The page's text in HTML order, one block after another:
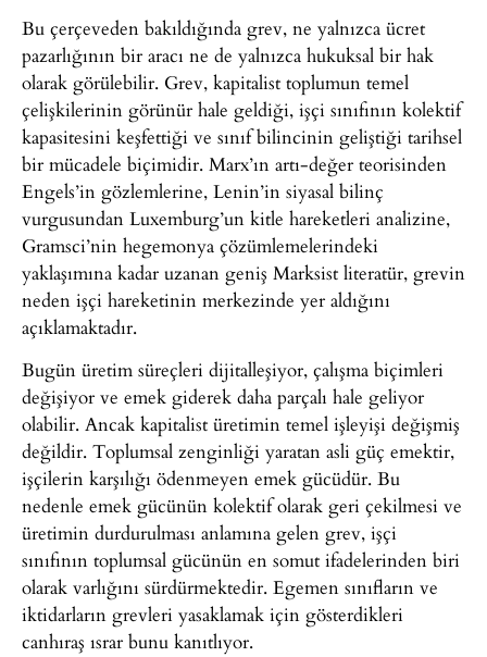
Bu çerçeveden bakıldığında grev, ne yalnızca ücret
pazarlığının bir aracı ne de yalnızca hukuksal bir hak
olarak görülebilir. Grev, kapitalist toplumun temel
çelişkilerinin görünür hale geldiği, işçi sınıfının kolektif
kapasitesini keşfettiği ve sınıf bilincinin geliştiği tarihsel
bir mücadele biçimidir. Marx’ın artı-değer teorisinden
Engels’in gözlemlerine, Lenin’in siyasal bilinç
vurgusundan Luxemburg’un kitle hareketleri analizine,
Gramsci’nin hegemonya çözümlemelerindeki
yaklaşımına kadar uzanan geniş Marksist literatür, grevin
neden işçi hareketinin merkezinde yer aldığını
açıklamaktadır.
Bugün üretim süreçleri dijitalleşiyor, çalışma biçimleri
değişiyor ve emek giderek daha parçalı hale geliyor
olabilir. Ancak kapitalist üretimin temel işleyişi değişmiş
değildir. Toplumsal zenginliği yaratan asli güç emektir,
işçilerin karşılığı ödenmeyen emek gücüdür. Bu
nedenle emek gücünün kolektif olarak geri çekilmesi ve
üretimin durdurulması anlamına gelen grev, işçi
sınıfının toplumsal gücünün en somut ifadelerinden biri
olarak varlığını sürdürmektedir. Egemen sınıfların ve
iktidarların grevleri yasaklamak için gösterdikleri
canhıraş ısrar bunu kanıtlıyor.